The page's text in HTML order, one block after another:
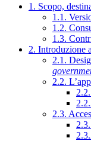
1. Scopo,
1.1.
1.2.
1.3.
2. Introduzione
2.1.
2.2.
2.3.